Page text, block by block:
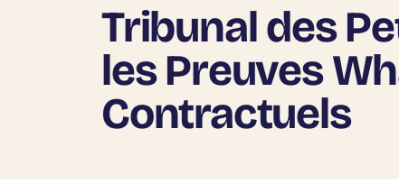
Tribunal des
les Preuves
Contractuels